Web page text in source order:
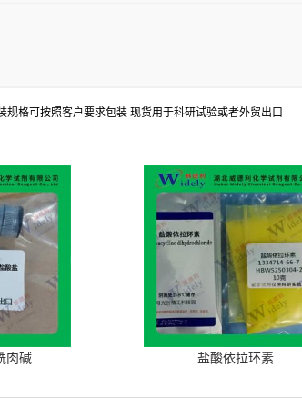
规格可按照客户要求包装 现货用于科研试验或者外贸出口
肉碱 盐酸依拉环素